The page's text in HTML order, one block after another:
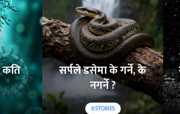
कति
सर्पले डसेमा के गर्ने, के
नगर्ने ?
6STORIES